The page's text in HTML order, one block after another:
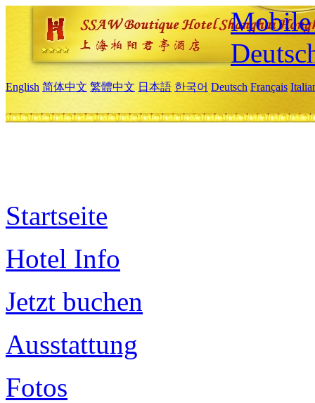
Mobile
English 简体中文 繁體中文 日本語 한국어 Deutsch Français
Startseite
Hotel Info
Jetzt buchen
Ausstattung
Fotos